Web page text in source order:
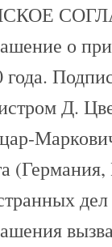
о
года.
Д.